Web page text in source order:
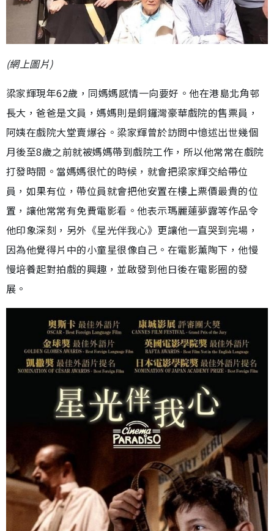
(網上圖片)
梁家輝現年62歲，同媽媽感情一向要好。他在港島北角邨
長大，爸爸是文員，媽媽則是銅鑼灣豪華戲院的售票員，
阿姨在戲院大堂賣爆谷。梁家輝曾於訪問中憶述出世幾個
月後至8歲之前就被媽媽帶到戲院工作，所以他常常在戲院
打發時間。當媽媽很忙的時候，就會把梁家輝交給帶位
員，如果有位，帶位員就會把他安置在樓上票價最貴的位
置，讓他常常有免費電影看。他表示瑪麗蓮夢露等作品令
他印象深刻，另外《星光伴我心》更讓他一直哭到完場，
因為他覺得片中的小童星很像自己。在電影薰陶下，他慢
慢培養起對拍戲的興趣，並啟發到他日後在電影圈的發
展。